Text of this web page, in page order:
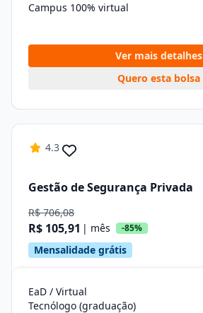
Campus 100% virtual
Ver mais detalhes
Quero esta bolsa
4.3
Gestão de Segurança Privada
R$ 706,08
R$ 105,91 | mês -85%
Mensalidade grátis
EaD / Virtual
Tecnólogo (graduação)